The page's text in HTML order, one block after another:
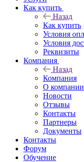
Как купить
Назад
Как купить
Условия
Условия
Реквизиты
Компания
Назад
Компания
О компании
Новости
Отзывы
Контакты
Партнеры
Документы
Контакты
Форум
Обучение